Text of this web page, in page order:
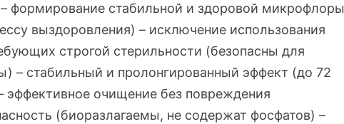
формирование стабильной и здоровой микрофлоры
выздоровления) – исключение использования
строгой стерильности (безопасны для
– стабильный и пролонгированный эффект (до 72
эффективное очищение без повреждения
(биоразлагаемы, не содержат фосфатов) –